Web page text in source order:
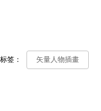
标签： 矢量人物插畫